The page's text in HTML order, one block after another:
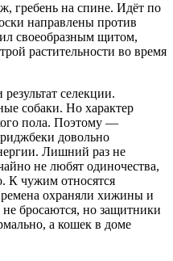
гребень на спине. Идёт по
направлены против
своеобразным щитом,
растительности во время
селекции.
собаки. Но характер
пола. Поэтому —
довольно
Лишний раз не
не любят одиночества,
К чужим относятся
охраняли хижины и
не бросаются, но защитники
а кошек в доме